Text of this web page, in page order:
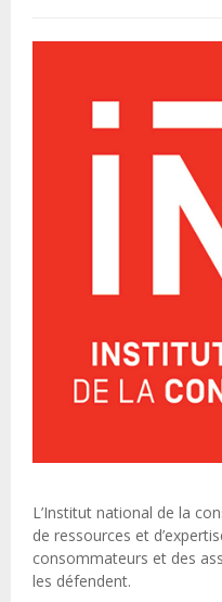
L’Institut national de la
de ressources et
consommateurs et des
les défendent.